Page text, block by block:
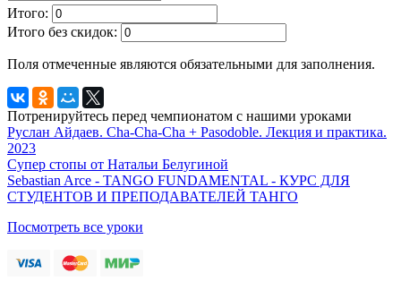
Итого:
Итого без скидок:
Поля отмеченные являются обязательными для заполнения.
Потренируйтесь перед чемпионатом с нашими уроками
Руслан Айдаев. Cha-Cha-Cha + Pasodoble. Лекция и практика.
2023
Супер стопы от Натальи Белугиной
Sebastian Arce - TANGO FUNDAMENTAL - КУРС ДЛЯ
СТУДЕНТОВ И ПРЕПОДАВАТЕЛЕЙ ТАНГО
Посмотреть все уроки